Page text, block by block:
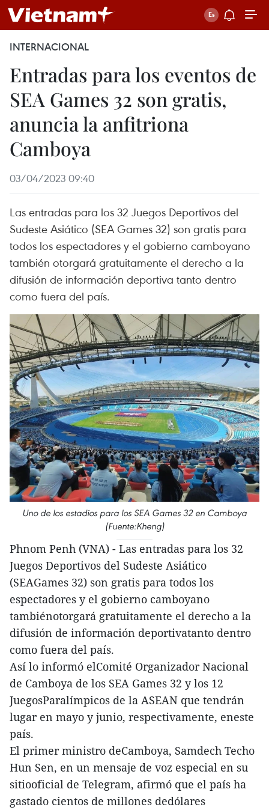
INTERNACIONAL
Entradas para los eventos de
SEA Games 32 son gratis,
anuncia la anfitriona
Camboya
03/04/2023 09:40
Las entradas para los 32 Juegos Deportivos del
Sudeste Asiático (SEA Games 32) son gratis para
todos los espectadores y el gobierno camboyano
también otorgará gratuitamente el derecho a la
difusión de información deportiva tanto dentro
como fuera del país.
Uno de los estadios para los SEA Games 32 en Camboya
(Fuente:Kheng)
Phnom Penh (VNA) - Las entradas para los 32
Juegos Deportivos del Sudeste Asiático
(SEAGames 32) son gratis para todos los
espectadores y el gobierno camboyano
tambiénotorgará gratuitamente el derecho a la
difusión de información deportivatanto dentro
como fuera del país.
Así lo informó elComité Organizador Nacional
de Camboya de los SEA Games 32 y los 12
JuegosParalímpicos de la ASEAN que tendrán
lugar en mayo y junio, respectivamente, eneste
país.
El primer ministro deCamboya, Samdech Techo
Hun Sen, en un mensaje de voz especial en su
sitiooficial de Telegram, afirmó que el país ha
gastado cientos de millones dedólares